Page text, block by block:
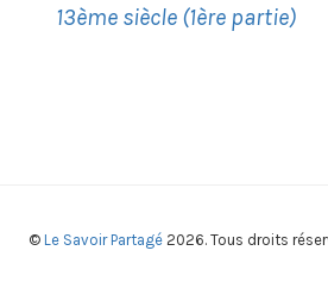
13ème siècle (1ère partie)
© Le Savoir Partagé 2026. Tous droits